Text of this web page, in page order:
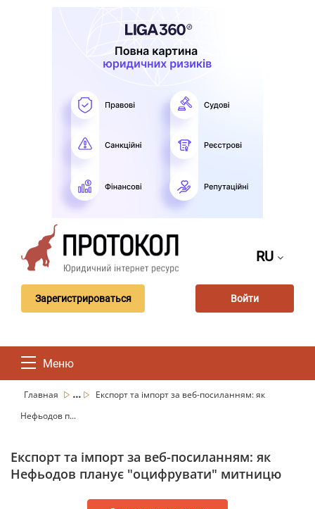
RU
Зарегистрироваться Войти
Меню
Главная ...
Експорт та імпорт за веб-посиланням: як
Нефьодов п...
Експорт та імпорт за веб-посиланням: як
Нефьодов планує "оцифрувати" митницю